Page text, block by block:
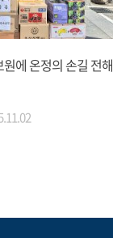
에 온정의 손길 전해